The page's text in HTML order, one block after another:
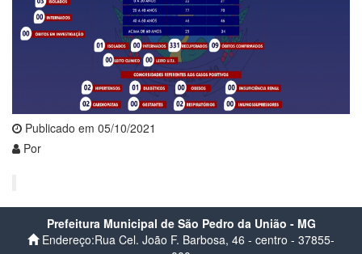
Publicado em 05/10/2021
Por
Prefeitura Municipal de São Pedro da União - MG
Endereço:Rua Cel. João F. Barbosa, 46 - centro - 37855-